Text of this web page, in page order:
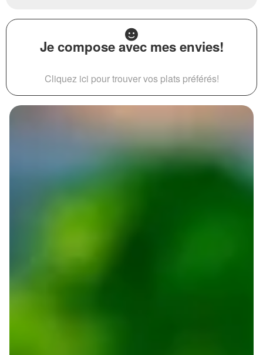
Je compose avec mes envies!
Cliquez ici pour trouver vos plats préférés!